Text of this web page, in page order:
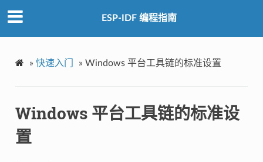
ESP-IDF 编程指南
» 快速入门 » Windows 平台工具链的标准设置
Windows 平台工具链的标准设
置